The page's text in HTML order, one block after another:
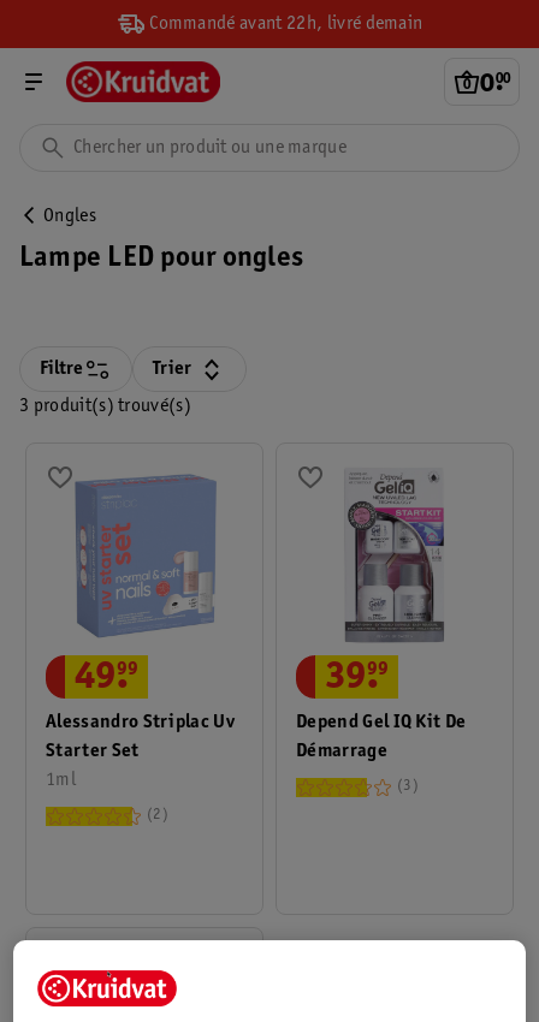
Commandé avant 22h, livré demain
0.
00
Ongles
Lampe LED pour ongles
3 produit(s) trouvé(s)
Filtre Trier
Alessandro Striplac Uv
Starter Set
1ml
49.
99
2
Depend Gel IQ Kit De
Démarrage
39.
99
3